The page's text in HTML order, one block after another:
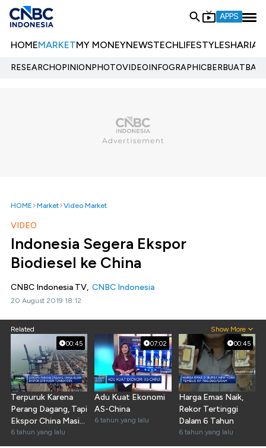
APPS
HOMEMARKETMY MONEYNEWSTECHLIFESTYLESHARIA
RESEARCHOPINIONPHOTOVIDEOINFOGRAPHIC
HOME Market Video Market
VIDEO
Indonesia Segera Ekspor
Biodiesel ke China
CNBC Indonesia TV, CNBC Indonesia
20 August 2019 18:12
Related Show More
00:45
Terpuruk Karena
Perang Dagang, Tapi
Ekspor China Masih
Tumbuh
6 tahun yang lalu
07:02
Adu Kuat Ekonomi
AS-China
6 tahun yang lalu
00:45
Harga Emas Naik,
Rekor Tertinggi
Dalam 6 Tahun
6 tahun yang lalu